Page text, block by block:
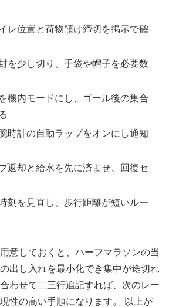
レ位置と荷物預け締切を掲示で確
を少し切り、手袋や帽子を必要数
機内モードにし、ゴール後の集合
時計の自動ラップをオンにし通知
返却と給水を先に済ませ、回復セ
刻を見直し、歩行距離が短いルー
意しておくと、ハーフマラソンの当
出し入れを最小化でき集中が途切れ
わせて二三行追記すれば、次のレー
性の高い手順になります。 以上が